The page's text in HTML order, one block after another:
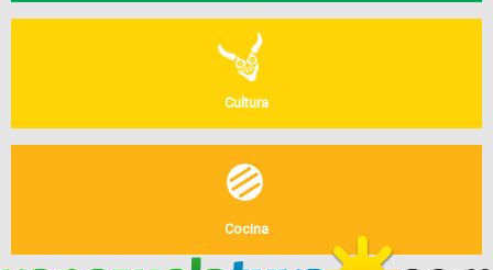
Cultura
Cocina